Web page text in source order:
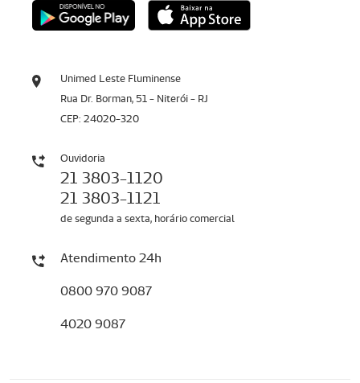
Unimed Leste Fluminense
Rua Dr. Borman, 51 - Niterói - RJ
CEP: 24020-320
Ouvidoria
21 3803-1120
21 3803-1121
de segunda a sexta, horário comercial
Atendimento 24h
0800 970 9087
4020 9087